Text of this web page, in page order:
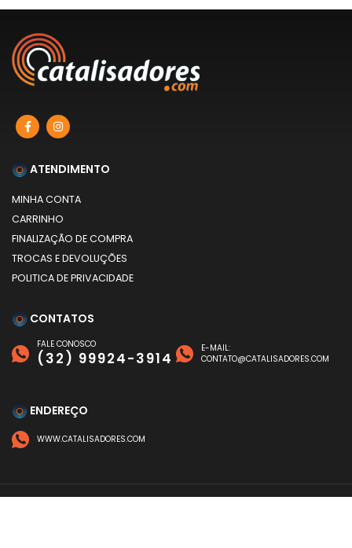
ATENDIMENTO
MINHA CONTA
CARRINHO
FINALIZAÇÃO DE COMPRA
TROCAS E DEVOLUÇÕES
POLITICA DE PRIVACIDADE
CONTATOS
FALE CONOSCO
(32) 99924-3914
E-MAIL:
CONTATO@CATALISADORES.COM
ENDEREÇO
WWW.CATALISADORES.COM